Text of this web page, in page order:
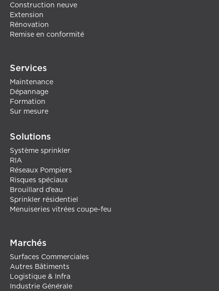
Construction neuve
Extension
Rénovation
Remise en conformité
Services
Maintenance
Dépannage
Formation
Sur mesure
Solutions
Système sprinkler
RIA
Réseaux Pompiers
Risques spéciaux
Brouillard d’eau
Sprinkler résidentiel
Menuiseries vitrées coupe-feu
Marchés
Surfaces Commerciales
Autres Bâtiments
Logistique & Infra
Industrie Générale